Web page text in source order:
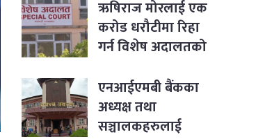
ऋषिराज मोरलाई एक
करोड धरौटीमा रिहा
गर्न विशेष अदालतको
एनआईएमबी बैंकका
अध्यक्ष तथा
सञ्चालकहरुलाई